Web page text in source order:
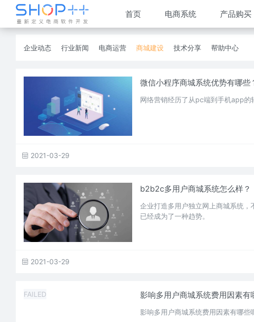
首页 电商系统 产品购买
企业动态 行业新闻 电商运营 商城建设 技术分享 帮助中心
微信小程序商城系统优势有哪些
网络营销经历了从pc端到手机app的
2021-03-29
b2b2c多用户商城系统怎么样？
企业打造多用户独立网上商城系统
已经成为了一种趋势。
2021-03-29
FAILED 影响多用户商城系统费用因素有
影响多用户商城系统费用因素有哪些